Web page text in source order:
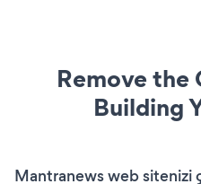
Remove the
Building
Mantranews web sitenizi